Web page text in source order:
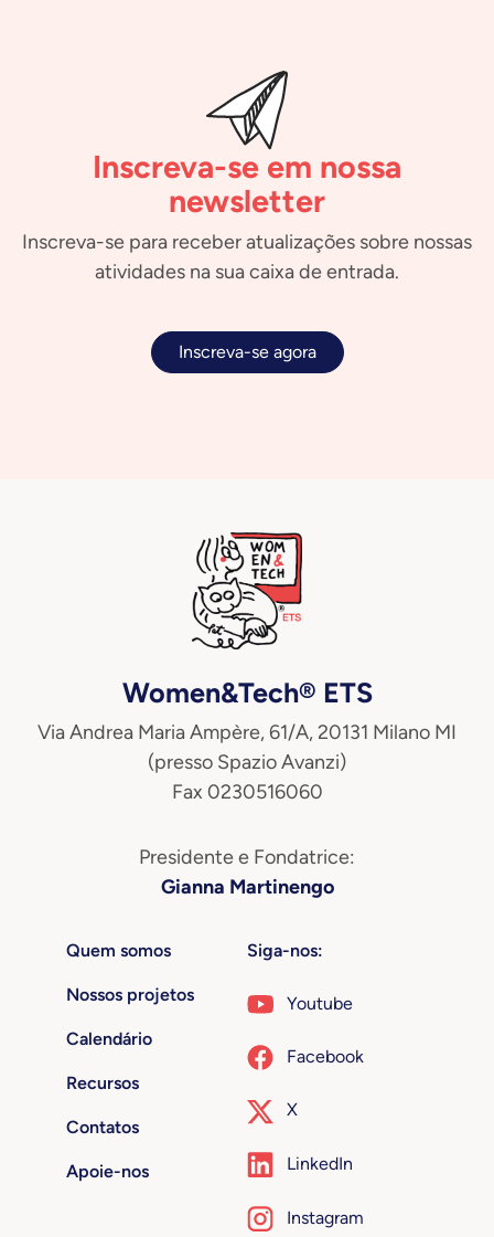
Inscreva-se em nossa
newsletter
Inscreva-se para receber atualizações sobre nossas
atividades na sua caixa de entrada.
Inscreva-se agora
Women&Tech® ETS
Via Andrea Maria Ampère, 61/A, 20131 Milano MI
(presso Spazio Avanzi)
Fax 0230516060
Presidente e Fondatrice:
Gianna Martinengo
Quem somos
Nossos projetos
Calendário
Recursos
Contatos
Apoie-nos
Siga-nos:
Youtube
Facebook
X
LinkedIn
Instagram